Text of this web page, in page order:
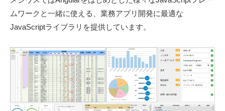
ムワークと一緒に使える、業務アプリ開発に最適な
JavaScriptライブラリを提供しています。